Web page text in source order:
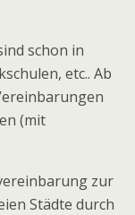
schon in
etc.. Ab
(mit
zur
Städte durch